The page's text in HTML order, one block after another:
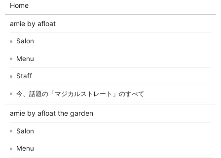
Home
amie by afloat
Salon
Menu
Staff
今、話題の「マジカルストレート」のすべて
amie by afloat the garden
Salon
Menu